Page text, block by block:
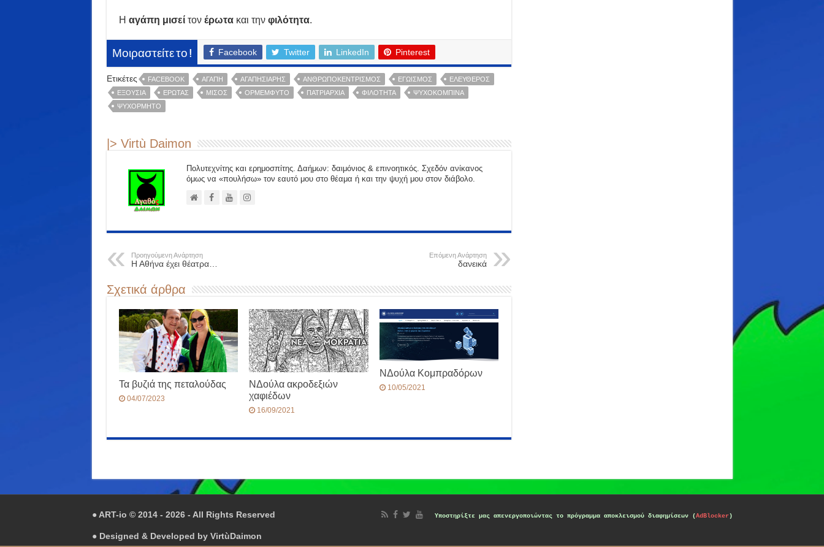
Η αγάπη μισείτον έρωτακαι την φιλότητα.
Μοιραστείτε το ! Facebook Twitter LinkedIn Pinterest
Ετικέτες FACEBOOK ΑΓΆΠΗ ΑΓΑΠΗΣΙΆΡΗΣ ΑΝΘΡΩΠΟΚΕΝΤΡΙΣΜΌΣ ΕΓΩΙΣΜΌΣ
ΕΛΕΎΘΕΡΟΣ
ΕΞΟΥΣΊΑ
ΈΡΩΤΑΣ ΜΊΣΟΣ ΟΡΜΈΜΦΥΤΟ ΠΑΤΡΙΑΡΧΊΑ ΦΙΛΌΤΗΤΑ
ΨΥΧΟΚΟΜΠΊΝΑ
ΨΥΧΌΡΜΗΤΟ
|> Virtù Daimon
Πολυτεχνίτης και ερημοσπίτης. Δαήμων: δαιμόνιος & επινοητικός. Σχεδόν ανίκανος
όμως να «πουλήσω» τον εαυτό μου στο θέαμα ή και την ψυχή μου στον διάβολο.
Προηγούμενη Ανάρτηση
Η Αθήνα έχει θέατρα…
Επόμενη Ανάρτηση
δανεικά
Σχετικά άρθρα
Τα βυζιά της πεταλούδας
04/07/2023
ΝΔούλα ακροδεξιών
χαφιέδων
16/09/2021
ΝΔούλα Κομπραδόρων
10/05/2021
Υποστηρίξτε μας απενεργοποιώντας το πρόγραμμα αποκλεισμού διαφημίσεων (AdBlocker)
● ART-io © 2014 - 2026 - All Rights Reserved
● Designed & Developed by VirtùDaimon